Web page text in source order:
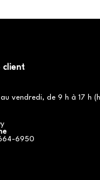
client
au vendredi, de 9 h à 17 h
6950